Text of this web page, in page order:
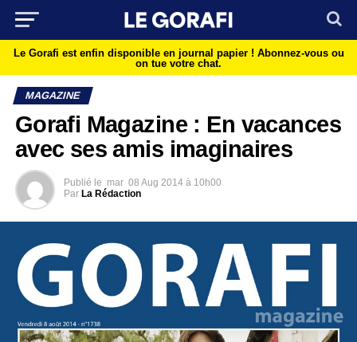
Le Gorafi est enfin disponible en journal papier ! Abonnez-vous ou
on tue votre chat.
MAGAZINE
Gorafi Magazine : En vacances
avec ses amis imaginaires
Publié le mar 08 Aug 2014 à 10h00
Par La Rédaction